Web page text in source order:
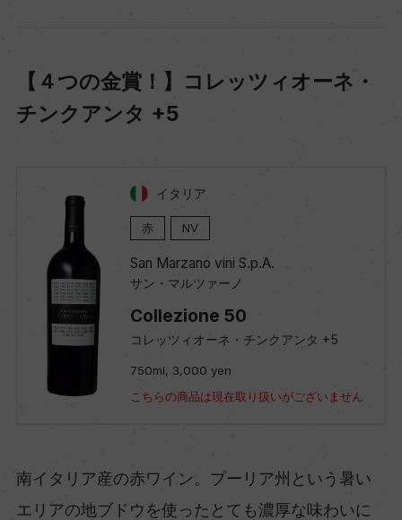
【４つの金賞！】コレッツィオーネ・
チンクアンタ +5
イタリア
赤 NV
San Marzano vini S.p.A.
サン・マルツァーノ
Collezione 50
コレッツィオーネ・チンクアンタ +5
750ml, 3,000 yen
こちらの商品は現在取り扱いがございません
南イタリア産の赤ワイン。プーリア州という暑い
エリアの地ブドウを使ったとても濃厚な味わいに